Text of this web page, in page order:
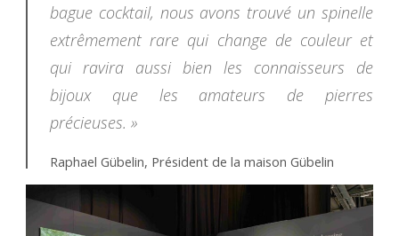
bague cocktail, nous avons trouvé un spinelle
extrêmement rare qui change de couleur et
qui ravira aussi bien les connaisseurs de
bijoux que les amateurs de pierres
précieuses. »
Raphael Gübelin, Président de la maison Gübelin